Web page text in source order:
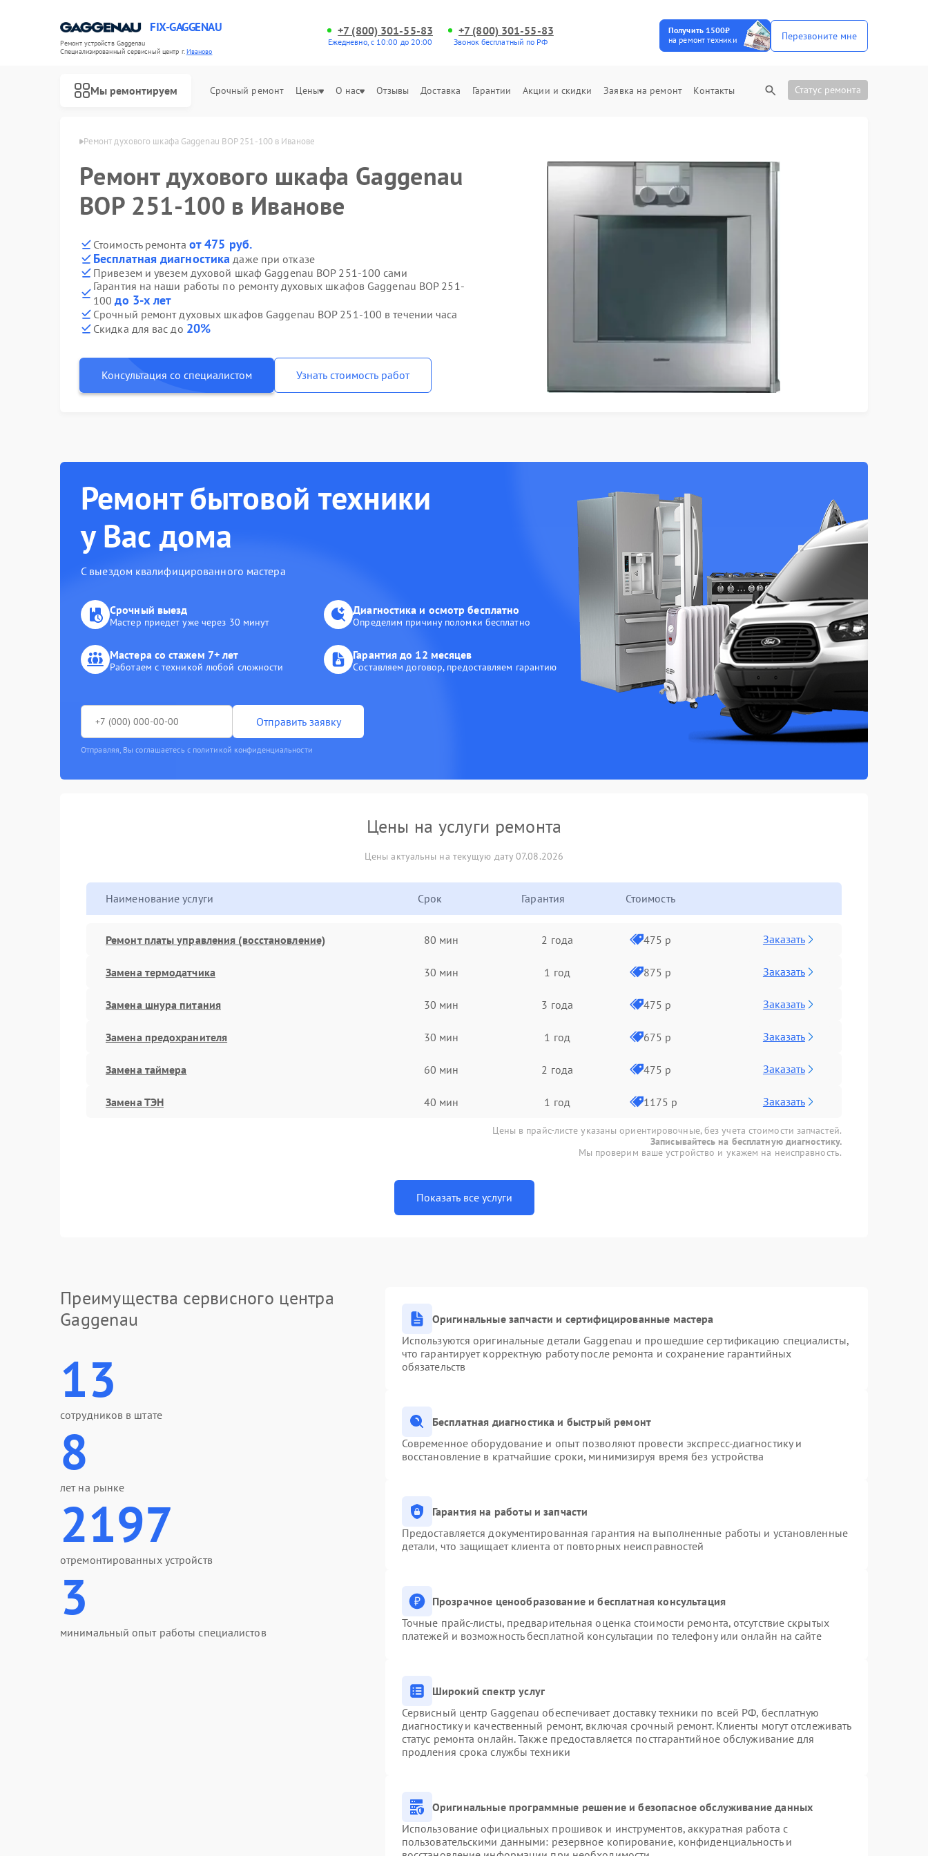
FIX-GAGGENAU
Ремонт устройств Gaggenau
Специализированный cервисный центр г.Иваново
+7 (800) 301-55-83
Ежедневно, с 10:00 до 20:00
+7 (800) 301-55-83
Звонок бесплатный по РФ
Получить 1500₽
на ремонт техники
Перезвоните мне
Мы ремонтируем Срочный ремонт Цены О нас Отзывы Доставка Гарантии Акции и скидки Заявка на ремонт Контакты Статус ремонта
Ремонт духового шкафа Gaggenau BOP 251-100 в Иванове
Ремонт духового шкафа Gaggenau
BOP 251-100 в Иванове
Стоимость ремонта от 475 руб.
Бесплатная диагностика даже при отказе
Привезем и увезем духовой шкаф Gaggenau BOP 251-100 сами
Гарантия на наши работы по ремонту духовых шкафов Gaggenau BOP 251-
100до 3-х лет
Срочный ремонт духовых шкафов Gaggenau BOP 251-100 в течении часа
Скидка для вас до 20%
Консультация со специалистом Узнать стоимость работ
Ремонт бытовой техники
у Вас дома
С выездом квалифицированного мастера
Срочный выезд
Мастер приедет уже через 30 минут
Диагностика и осмотр бесплатно
Определим причину поломки бесплатно
Мастера со стажем 7+ лет
Работаем с техникой любой сложности
Гарантия до 12 месяцев
Составляем договор, предоставляем гарантию
Отправить заявку
Отправляя, Вы соглашаетесь с политикой конфиденциальности
Цены на услуги ремонта
Цены актуальны на текущую дату 07.08.2026
Наименование услуги Срок Гарантия Стоимость
Ремонт платы управления (восстановление) 80 мин 2 года 475 р Заказать
Замена термодатчика 30 мин 1 год 875 р Заказать
Замена шнура питания 30 мин 3 года 475 р Заказать
Замена предохранителя 30 мин 1 год 675 р Заказать
Замена таймера 60 мин 2 года 475 р Заказать
Замена ТЭН 40 мин 1 год 1175 р Заказать
Цены в прайс-листе указаны ориентировочные, без учета стоимости запчастей.
Записывайтесь на бесплатную диагностику.
Мы проверим ваше устройство и укажем на неисправность.
Показать все услуги
Преимущества сервисного центра
Gaggenau
13
сотрудников в штате
8
лет на рынке
2197
отремонтированных устройств
3
минимальный опыт работы специалистов
Оригинальные запчасти и сертифицированные мастера
Используются оригинальные детали Gaggenau и прошедшие сертификацию специалисты,
что гарантирует корректную работу после ремонта и сохранение гарантийных
обязательств
Бесплатная диагностика и быстрый ремонт
Современное оборудование и опыт позволяют провести экспресс-диагностику и
восстановление в кратчайшие сроки, минимизируя время без устройства
Гарантия на работы и запчасти
Предоставляется документированная гарантия на выполненные работы и установленные
детали, что защищает клиента от повторных неисправностей
Прозрачное ценообразование и бесплатная консультация
Точные прайс-листы, предварительная оценка стоимости ремонта, отсутствие скрытых
платежей и возможность бесплатной консультации по телефону или онлайн на сайте
Широкий спектр услуг
Сервисный центр Gaggenau обеспечивает доставку техники по всей РФ, бесплатную
диагностику и качественный ремонт, включая срочный ремонт. Клиенты могут отслеживать
статус ремонта онлайн. Также предоставляется постгарантийное обслуживание для
продления срока службы техники
Оригинальные программные решение и безопасное обслуживание данных
Использование официальных прошивок и инструментов, аккуратная работа с
пользовательскими данными: резервное копирование, конфиденциальность и